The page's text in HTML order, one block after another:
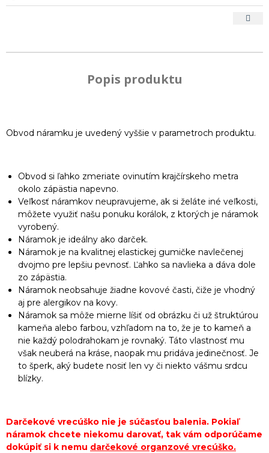
Popis produktu
Obvod náramku je uvedený vyššie v parametroch produktu.
Obvod si ľahko zmeriate ovinutím krajčírskeho metra
okolo zápästia napevno.
Veľkosť náramkov neupravujeme, ak si želáte iné veľkosti,
môžete využiť našu ponuku korálok, z ktorých je náramok
vyrobený.
Náramok je ideálny ako darček.
Náramok je na kvalitnej elastickej gumičke navlečenej
dvojmo pre lepšiu pevnosť. Ľahko sa navlieka a dáva dole
zo zápästia.
Náramok neobsahuje žiadne kovové časti, čiže je vhodný
aj pre alergikov na kovy.
Náramok sa môže mierne líšiť od obrázku či už štruktúrou
kameňa alebo farbou, vzhľadom na to, že je to kameň a
nie každý polodrahokam je rovnaký. Táto vlastnosť mu
však neuberá na kráse, naopak mu pridáva jedinečnosť. Je
to šperk, aký budete nosiť len vy či niekto vášmu srdcu
blízky.
Darčekové vrecúško nie je súčasťou balenia. Pokiaľ
náramok chcete niekomu darovať, tak vám odporúčame
dokúpiť si k nemu darčekové organzové vrecúško.